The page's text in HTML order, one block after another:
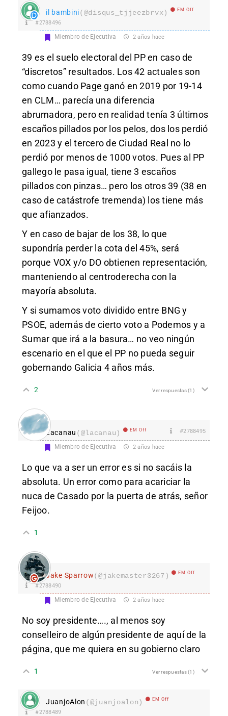
il bambini(@disqus_tjjeezbrvx) EM Off
#2788496
Miembro de Ejecutiva 2 años hace
39 es el suelo electoral del PP en caso de
“discretos” resultados. Los 42 actuales son
como cuando Page ganó en 2019 por 19-14
en CLM… parecía una diferencia
abrumadora, pero en realidad tenía 3 últimos
escaños pillados por los pelos, dos los perdió
en 2023 y el tercero de Ciudad Real no lo
perdió por menos de 1000 votos. Pues al PP
gallego le pasa igual, tiene 3 escaños
pillados con pinzas… pero los otros 39 (38 en
caso de catástrofe tremenda) los tiene más
que afianzados.
Y en caso de bajar de los 38, lo que
supondría perder la cota del 45%, será
porque VOX y/o DO obtienen representación,
manteniendo al centroderecha con la
mayoría absoluta.
Y si sumamos voto dividido entre BNG y
PSOE, además de cierto voto a Podemos y a
Sumar que irá a la basura… no veo ningún
escenario en el que el PP no pueda seguir
gobernando Galicia 4 años más.
2 Ver respuestas(1)
Lacanau (@lacanau) EM Off #2788495
Miembro de Ejecutiva 2 años hace
Lo que va a ser un error es si no sacáis la
absoluta. Un error como para acariciar la
nuca de Casado por la puerta de atrás, señor
Feijoo.
1
Jake Sparrow(@jakemaster3267) EM Off
#2788490
Miembro de Ejecutiva 2 años hace
No soy presidente…., al menos soy
conselleiro de algún presidente de aquí de la
página, que me quiera en su gobierno claro
1 Ver respuestas(1)
JuanjoAlon (@juanjoalon) EM Off
#2788489